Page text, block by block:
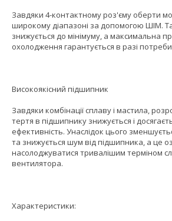
Завдяки 4-контактному роз'єму оберти
широкому діапазоні за допомогою ШІМ.
знижується до мінімуму, а максимальна
охолодження гарантується в разі
Високоякісний підшипник
Завдяки комбінації сплаву і мастила,
тертя в підшипнику знижується і
ефективність. Унаслідок цього
та знижується шум від підшипника, а це
насолоджуватися тривалішим терміном
вентилятора.
Характеристики: